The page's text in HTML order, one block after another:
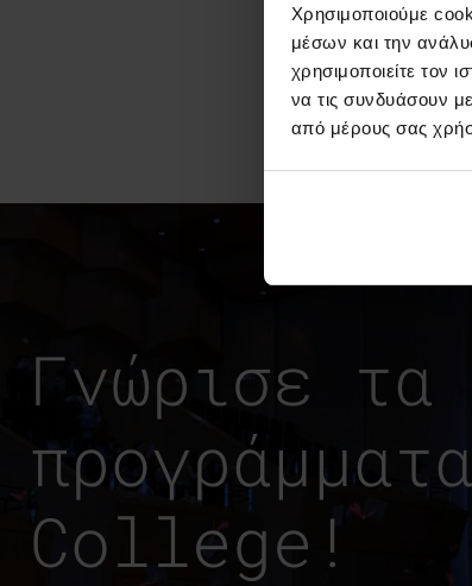
Χρησιμοποιούμε
μέσων και την
χρησιμοποιείτε τον
να τις συνδυάσουν
από μέρους σας
Γνώρισε τα
College!